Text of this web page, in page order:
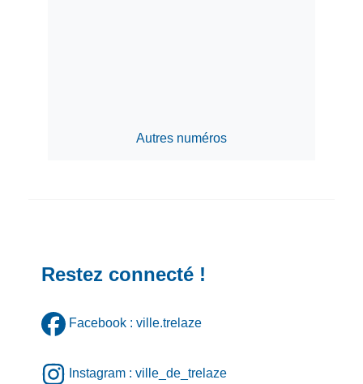
Autres numéros
Restez connecté !
Facebook : ville.trelaze
Instagram : ville_de_trelaze